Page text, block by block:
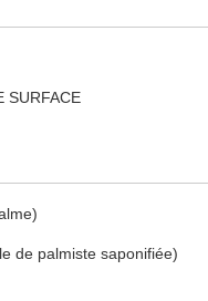
SURFACE
de palmiste saponifiée)